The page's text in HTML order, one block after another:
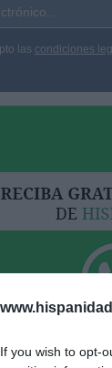
If you wish to opt-
las condiciones